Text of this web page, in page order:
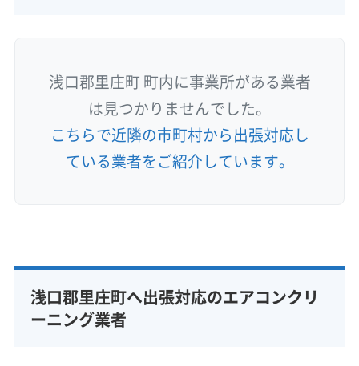
浅口郡里庄町 町内に事業所がある業者
は見つかりませんでした。
こちらで近隣の市町村から出張対応し
ている業者をご紹介しています。
浅口郡里庄町へ出張対応のエアコンクリ
ーニング業者